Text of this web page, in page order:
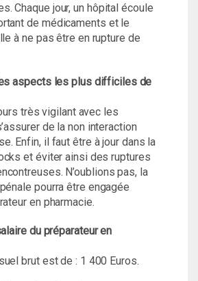
Chaque jour, un hôpital écoule
de médicaments et le
à ne pas être en rupture de
aspects les plus difficiles de
très vigilant avec les
de la non interaction
Enfin, il faut être à jour dans la
et éviter ainsi des ruptures
N’oublions pas, la
pourra être engagée
en pharmacie.
du préparateur en
brut est de : 1 400 Euros.